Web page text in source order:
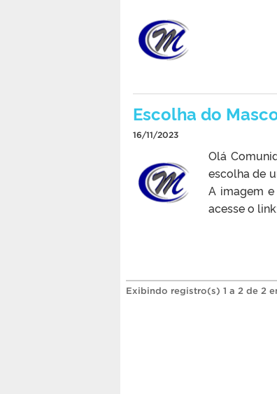
Escolha do
16/11/2023
Olá
escolha de
A imagem e
acesse o
Exibindo registro(s) 1 a 2 de 2